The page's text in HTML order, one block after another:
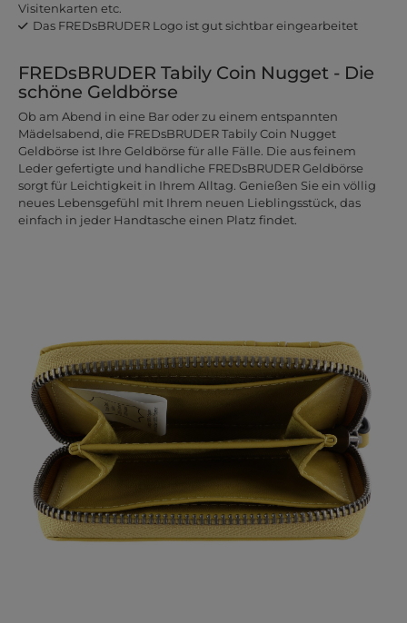
Visitenkarten etc.
Das FREDsBRUDER Logo ist gut sichtbar eingearbeitet
FREDsBRUDER Tabily Coin Nugget - Die
schöne Geldbörse
Ob am Abend in eine Bar oder zu einem entspannten
Mädelsabend, die FREDsBRUDER Tabily Coin Nugget
Geldbörse ist Ihre Geldbörse für alle Fälle. Die aus feinem
Leder gefertigte und handliche FREDsBRUDER Geldbörse
sorgt für Leichtigkeit in Ihrem Alltag. Genießen Sie ein völlig
neues Lebensgefühl mit Ihrem neuen Lieblingsstück, das
einfach in jeder Handtasche einen Platz findet.